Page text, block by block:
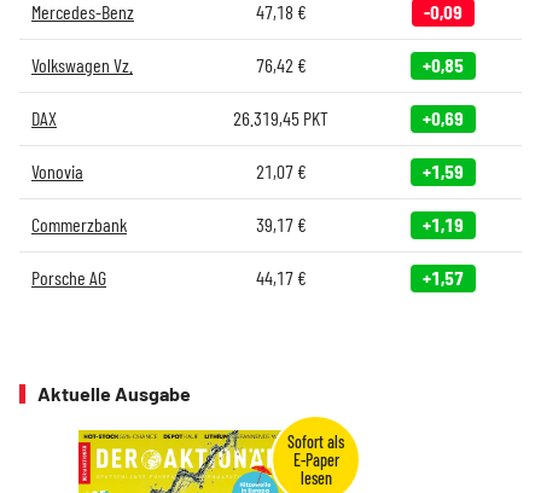
Mercedes-Benz 47,18 € -0,09
Volkswagen Vz. 76,42 € +0,85
DAX 26.319,45 PKT +0,69
Vonovia 21,07€ +1,59
Commerzbank 39,17€ +1,19
Porsche AG 44,17€ +1,57
Aktuelle Ausgabe